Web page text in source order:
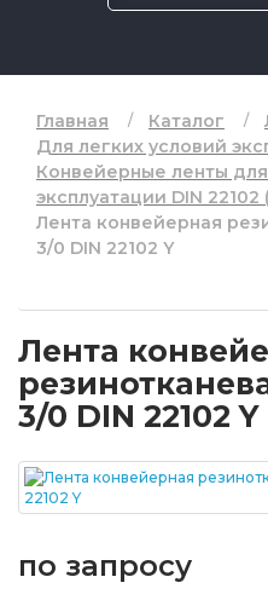
Главная Каталог
Для легких условий
Конвейерные ленты
эксплуатации DIN 22102
Лента конвейерная
3/0 DIN 22102 Y
Лента
3/0 DIN 22102 Y
по запросу